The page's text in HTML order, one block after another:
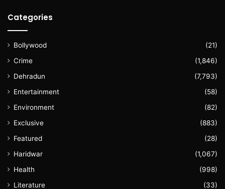
Categories
Bollywood
(21)
Crime
(1,846)
Dehradun
(7,793)
Entertainment
(58)
Environment
(82)
Exclusive
(883)
Featured
(28)
Haridwar
(1,067)
Health
(998)
Literature
(33)